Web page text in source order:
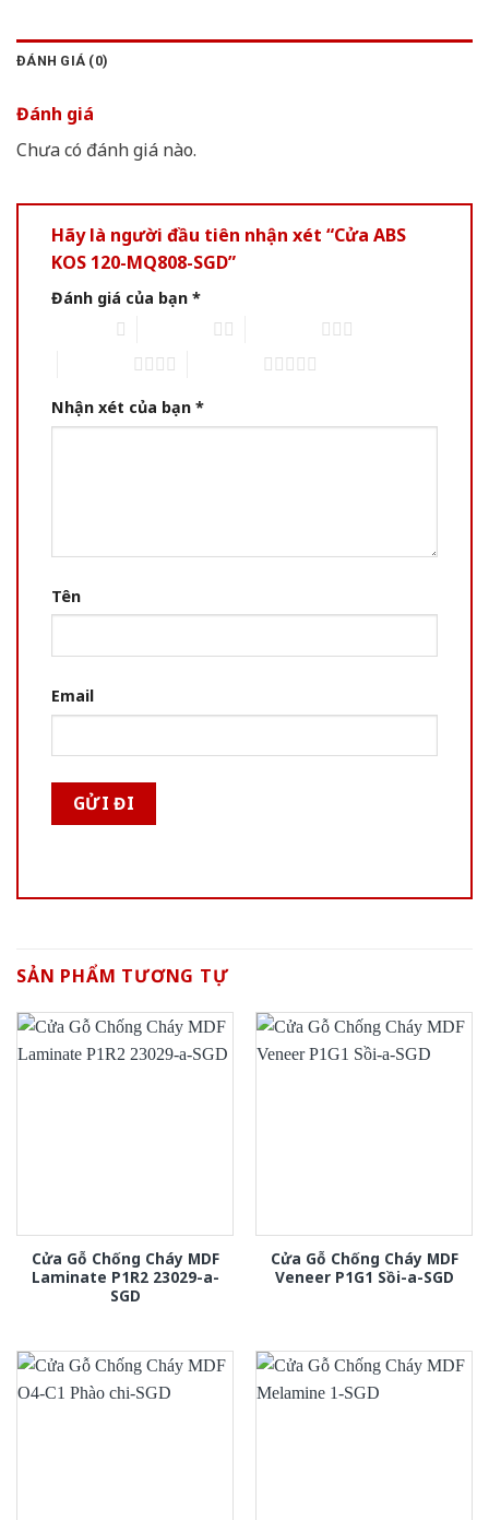
ĐÁNH GIÁ (0)
Đánh giá
Chưa có đánh giá nào.
Hãy là người đầu tiên nhận xét “Cửa ABS
KOS 120-MQ808-SGD”
Đánh giá của bạn *
Nhận xét của bạn *
Tên
Email
SẢN PHẨM TƯƠNG TỰ
Cửa Gỗ Chống Cháy MDF
Laminate P1R2 23029-a-
SGD
Cửa Gỗ Chống Cháy MDF
Veneer P1G1 Sồi-a-SGD